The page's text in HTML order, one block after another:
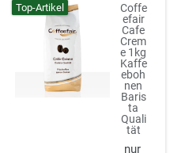
Top-Artikel
Coffe
efair
Cafe
Crem
e 1kg
Kaffe
eboh
nen
Baris
ta
Quali
tät